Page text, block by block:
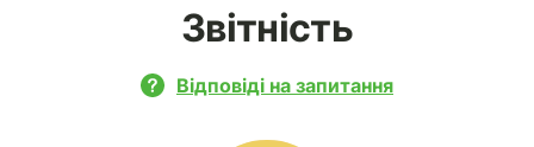
Звітність
Відповіді на запитання